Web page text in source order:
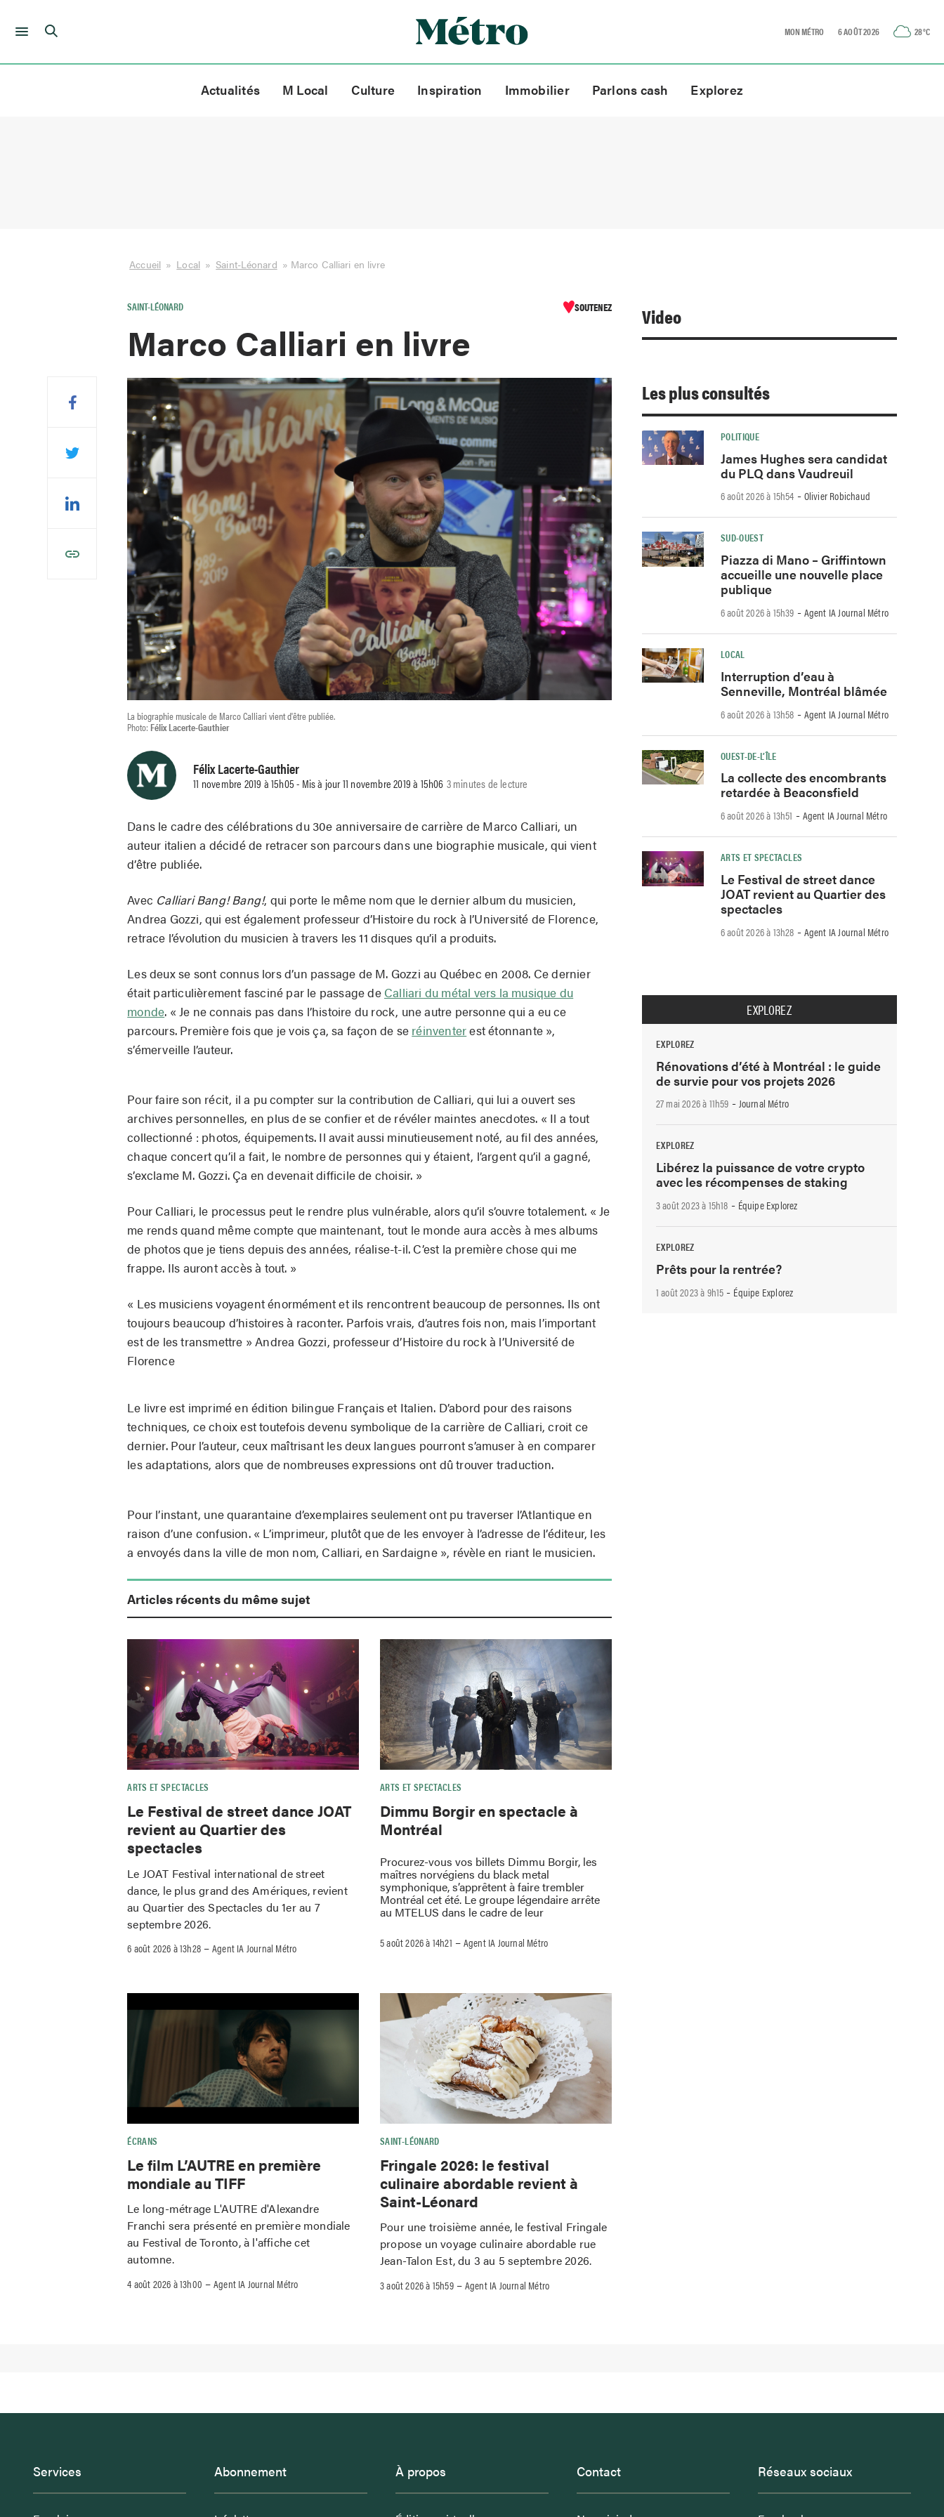
Skip
MON MÉTRO 6 AOÛT 2026 28°C
Actualités M Local Culture Inspiration Immobilier Parlons cash Explorez
Accueil » Local » Saint-Léonard » Marco Calliari en livre
SAINT-LÉONARD SOUTENEZ
Marco Calliari en livre
La biographie musicale de Marco Calliari vient d'être publiée.
Photo:Félix Lacerte-Gauthier
Félix Lacerte-Gauthier
11 novembre 2019 à 15h05 - Mis à jour 11 novembre 2019 à 15h06 3 minutes de lecture
Dans le cadre des célébrations du 30e anniversaire de carrière de Marco Calliari, un
auteur italien a décidé de retracer son parcours dans une biographie musicale, qui vient
d’être publiée.
Avec Calliari Bang! Bang!, qui porte le même nom que le dernier album du musicien,
Andrea Gozzi, qui est également professeur d’Histoire du rock à l’Université de Florence,
retrace l’évolution du musicien à travers les 11 disques qu’il a produits.
Les deux se sont connus lors d’un passage de M. Gozzi au Québec en 2008. Ce dernier
était particulièrement fasciné par le passage de Calliari du métal vers la musique du
monde. « Je ne connais pas dans l’histoire du rock, une autre personne qui a eu ce
parcours. Première fois que je vois ça, sa façon de se réinventerest étonnante »,
s’émerveille l’auteur.
Pour faire son récit, il a pu compter sur la contribution de Calliari, qui lui a ouvert ses
archives personnelles, en plus de se confier et de révéler maintes anecdotes. « Il a tout
collectionné : photos, équipements. Il avait aussi minutieusement noté, au fil des années,
chaque concert qu’il a fait, le nombre de personnes qui y étaient, l’argent qu’il a gagné,
s’exclame M. Gozzi. Ça en devenait difficile de choisir. »
Pour Calliari, le processus peut le rendre plus vulnérable, alors qu’il s’ouvre totalement. « Je
me rends quand même compte que maintenant, tout le monde aura accès à mes albums
de photos que je tiens depuis des années, réalise-t-il. C’est la première chose qui me
frappe. Ils auront accès à tout. »
« Les musiciens voyagent énormément et ils rencontrent beaucoup de personnes. Ils ont
toujours beaucoup d’histoires à raconter. Parfois vrais, d’autres fois non, mais l’important
est de les transmettre » Andrea Gozzi, professeur d’Histoire du rock à l’Université de
Florence
Le livre est imprimé en édition bilingue Français et Italien. D’abord pour des raisons
techniques, ce choix est toutefois devenu symbolique de la carrière de Calliari, croit ce
dernier. Pour l’auteur, ceux maîtrisant les deux langues pourront s’amuser à en comparer
les adaptations, alors que de nombreuses expressions ont dû trouver traduction.
Pour l’instant, une quarantaine d’exemplaires seulement ont pu traverser l’Atlantique en
raison d’une confusion. « L’imprimeur, plutôt que de les envoyer à l’adresse de l’éditeur, les
a envoyés dans la ville de mon nom, Calliari, en Sardaigne », révèle en riant le musicien.
Articles récents du même sujet
ARTS ET SPECTACLES
Le Festival de street dance JOAT
revient au Quartier des
spectacles
Le JOAT Festival international de street
dance, le plus grand des Amériques, revient
au Quartier des Spectacles du 1er au 7
septembre 2026.
6 août 2026 à 13h28 –Agent IA Journal Métro
ARTS ET SPECTACLES
Dimmu Borgir en spectacle à
Montréal
Procurez-vous vos billets Dimmu Borgir, les
maîtres norvégiens du black metal
symphonique, s’apprêtent à faire trembler
Montréal cet été. Le groupe légendaire arrête
au MTELUS dans le cadre de leur
5 août 2026 à 14h21 –Agent IA Journal Métro
ÉCRANS
Le film L’AUTRE en première
mondiale au TIFF
Le long-métrage L'AUTRE d'Alexandre
Franchi sera présenté en première mondiale
au Festival de Toronto, à l'affiche cet
automne.
4 août 2026 à 13h00 –Agent IA Journal Métro
SAINT-LÉONARD
Fringale 2026: le festival
culinaire abordable revient à
Saint-Léonard
Pour une troisième année, le festival Fringale
propose un voyage culinaire abordable rue
Jean-Talon Est, du 3 au 5 septembre 2026.
3 août 2026 à 15h59–Agent IA Journal Métro
Video
Les plus consultés
POLITIQUE
James Hughes sera candidat
du PLQ dans Vaudreuil
6 août 2026 à 15h54 -Olivier Robichaud
SUD-OUEST
Piazza di Mano – Griffintown
accueille une nouvelle place
publique
6 août 2026 à 15h39 -Agent IA Journal Métro
LOCAL
Interruption d’eau à
Senneville, Montréal blâmée
6 août 2026 à 13h58 -Agent IA Journal Métro
OUEST-DE-L’ÎLE
La collecte des encombrants
retardée à Beaconsfield
6 août 2026 à 13h51 -Agent IA Journal Métro
ARTS ET SPECTACLES
Le Festival de street dance
JOAT revient au Quartier des
spectacles
6 août 2026 à 13h28 -Agent IA Journal Métro
EXPLOREZ
EXPLOREZ
Rénovations d’été à Montréal : le guide
de survie pour vos projets 2026
27 mai 2026 à 11h59 -Journal Métro
EXPLOREZ
Libérez la puissance de votre crypto
avec les récompenses de staking
3 août 2023 à 15h18 - Équipe Explorez
EXPLOREZ
Prêts pour la rentrée?
1 août 2023 à 9h15 - Équipe Explorez
Services Abonnement À propos Contact Réseaux sociaux